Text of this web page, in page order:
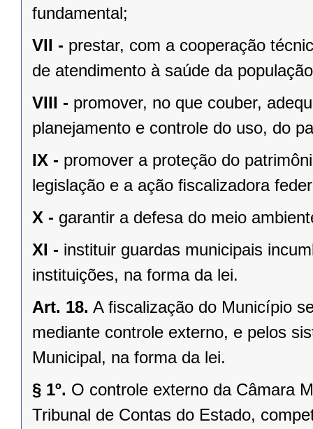
fundamental;
VII - prestar, com a cooperação
de atendimento à saúde da
VIII - promover, no que couber,
planejamento e controle do uso, do
IX - promover a proteção do
legislação e a ação ﬁscalizadora
X - garantir a defesa do meio
XI - instituir guardas municipais
instituições, na forma da lei.
Art. 18. A ﬁscalização do Município
mediante controle externo, e pelos
Municipal, na forma da lei.
§ 1º. O controle externo da Câmara
Tribunal de Contas do Estado,